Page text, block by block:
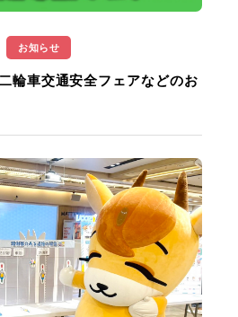
お知らせ
輪車交通安全フェアなどのお